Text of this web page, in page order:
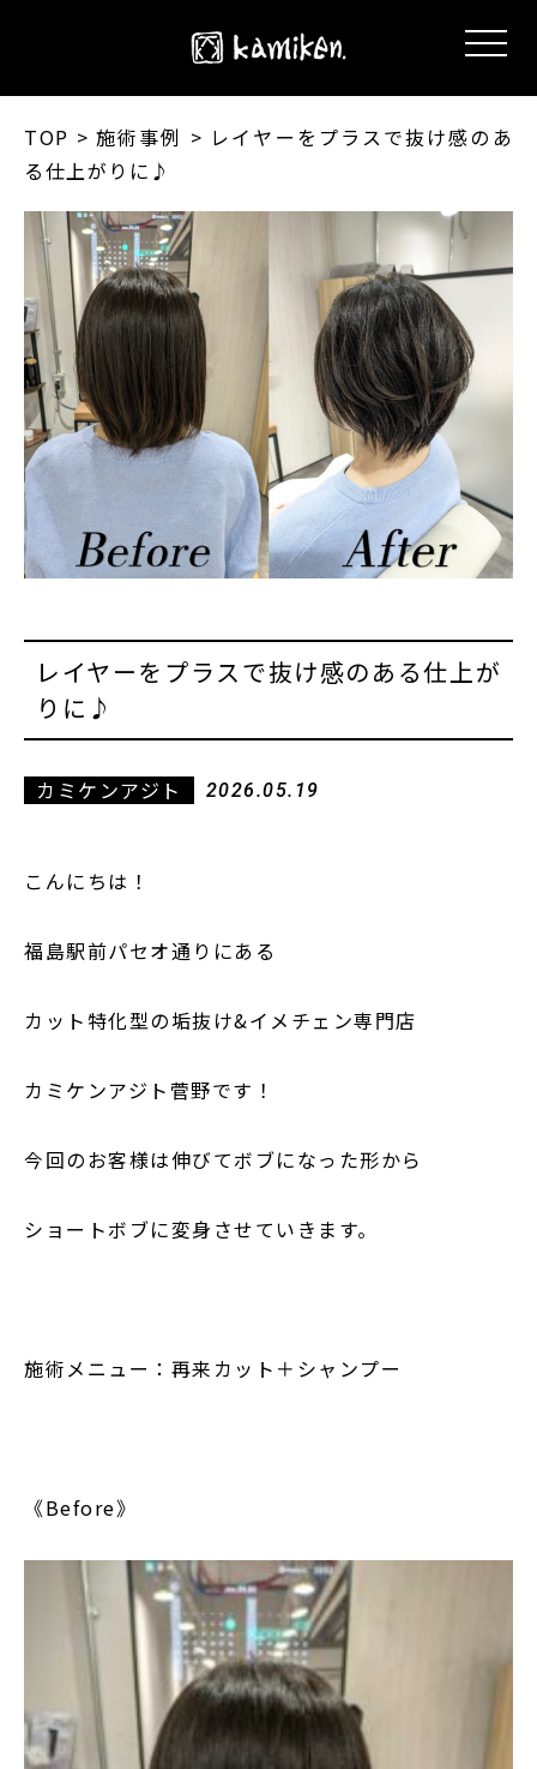
TOP > 施術事例 > レイヤーをプラスで抜け感のあ
る仕上がりに♪
レイヤーをプラスで抜け感のある仕上が
りに♪
カミケンアジト 2026.05.19
こんにちは！
福島駅前パセオ通りにある
カット特化型の垢抜け&イメチェン専門店
カミケンアジト菅野です！
今回のお客様は伸びてボブになった形から
ショートボブに変身させていきます。
施術メニュー：再来カット＋シャンプー
《Before》